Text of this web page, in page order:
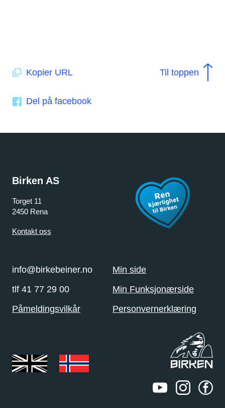
Kopier URL
Del på facebook
Til toppen
Birken AS
Torget 11
2450 Rena
Kontakt oss
info@birkebeiner.no
tlf 41 77 29 00
Påmeldingsvilkår
Min side
Min Funksjonærside
Personvernerklæring